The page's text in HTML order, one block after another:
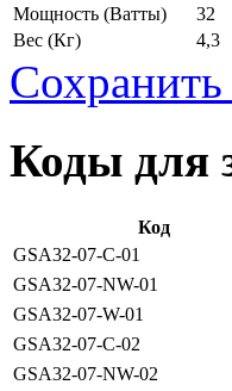
Мощность (Ватты)
32
Вес (Кг) 4,3
Коды для
Код
GSA32-07-C-01
GSA32-07-NW-01
GSA32-07-W-01
GSA32-07-C-02
GSA32-07-NW-02